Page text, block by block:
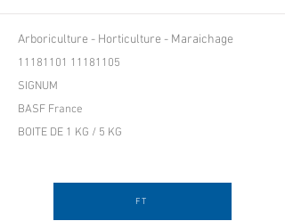
Arboriculture - Horticulture - Maraichage
11181101 11181105
SIGNUM
BASF France
BOITE DE 1 KG / 5 KG
FT